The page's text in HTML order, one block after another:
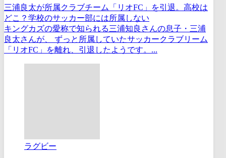
三浦良太が所属クラブチーム「リオFC」を引退。高校は
どこ？学校のサッカー部には所属しない
キングカズの愛称で知られる三浦知良さんの息子・三浦
良太さんが、 ずっと所属していたサッカークラブリーム
「リオFC」を離れ、引退したようです。...
ラグビー